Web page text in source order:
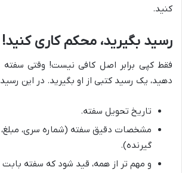
کنید.
رسید بگیرید، محکم کاری کنید!
فقط کپی برابر اصل کافی نیست! وقتی سفته
دهید، یک رسید کتبی از او بگیرید. در این
تاریخ تحویل سفته.
مشخصات دقیق سفته (شماره سری، مبلغ،
گیرنده).
و مهم تر از همه، قید شود که سفته